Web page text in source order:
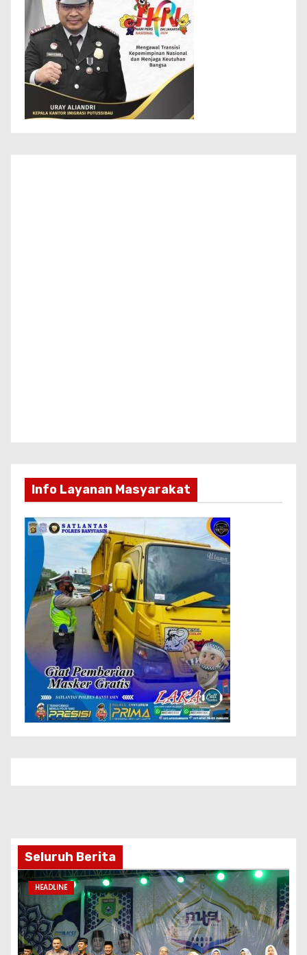
Seluruh Berita
HEADLINE
MTQN Ke-23 Kecamatan Simpang Empat:
Ikhtiar Membangun Generasi Qur’ani
Agu 6, 2026 Pimred
EKONOMI HEADLINE HUKUM
JURNAL JAKARTA